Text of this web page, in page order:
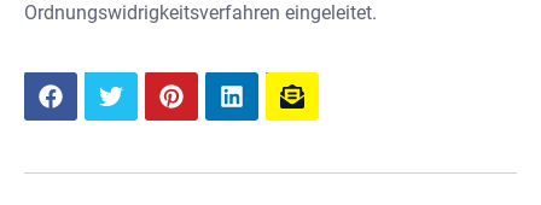
Ordnungswidrigkeitsverfahren eingeleitet.